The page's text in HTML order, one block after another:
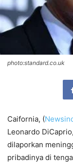
photo:standard.co.uk
Caifornia, (
Leonardo
dilaporkan
pribadinya di